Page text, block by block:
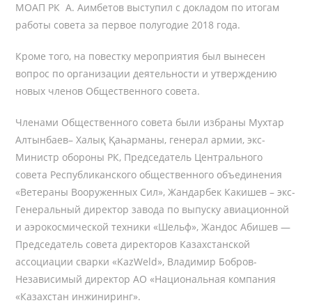
МОАП РК А. Аимбетов выступил с докладом по итогам
работы совета за первое полугодие 2018 года.
Кроме того, на повестку мероприятия был вынесен
вопрос по организации деятельности и утверждению
новых членов Общественного совета.
Членами Общественного совета были избраны Мухтар
Алтынбаев– Халық Қаһарманы, генерал армии, экс-
Министр обороны РК, Председатель Центрального
совета Республиканского общественного объединения
«Ветераны Вооруженных Сил», Жандарбек Какишев – экс-
Генеральный директор завода по выпуску авиационной
и аэрокосмической техники «Шельф», Жандос Абишев —
Председатель совета директоров Казахстанской
ассоциации сварки «KazWeld», Владимир Бобров-
Независимый директор АО «Национальная компания
«Казахстан инжиниринг».